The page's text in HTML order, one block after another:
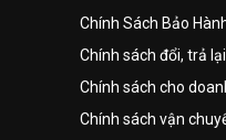
Chính Sách Bảo
Chính sách đổi, trả
Chính sách cho
Chính sách vận